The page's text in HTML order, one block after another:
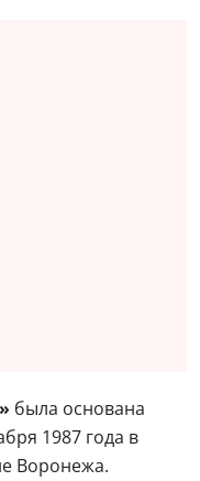
была основана
1987 года в
Воронежа.